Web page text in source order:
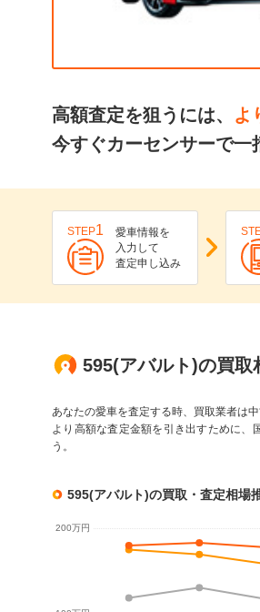
高額査定を狙うには、 よ
今すぐカーセンサーで一
STEP1
愛車情報を
入力して
査定申し込み
595(アバルト)の買取
あなたの愛車を査定する時、買取業者は
より高額な査定金額を引き出すために、
う。
595(アバルト)の買取・査定相場